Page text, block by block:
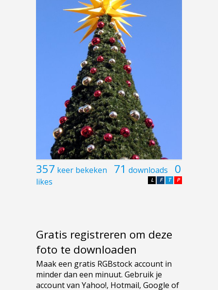
357 keer bekeken 71 downloads 0
likes P
T
F
L
Gratis registreren om deze
foto te downloaden